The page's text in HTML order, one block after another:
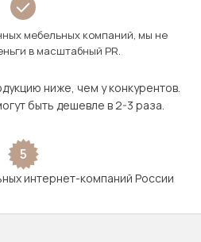
мебельных компаний, мы не
в масштабный PR.
ниже, чем у конкурентов.
быть дешевле в 2-3 раза.
5
интернет-компаний России